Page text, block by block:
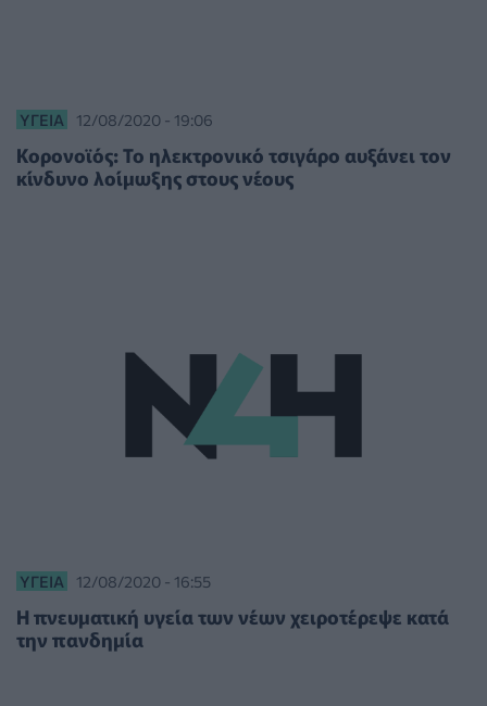
ΥΓΕΊΑ 12/08/2020 - 19:06
Κορονοϊός: Το ηλεκτρονικό τσιγάρο αυξάνει τον
κίνδυνο λοίμωξης στους νέους
ΥΓΕΊΑ 12/08/2020 - 16:55
H πνευματική υγεία των νέων χειροτέρεψε κατά
την πανδημία